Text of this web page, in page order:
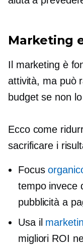
Marketing
Il marketing è
attività, ma può
budget se non
Ecco come
sacrificare i
Focus
tempo invece
pubblicità a
Usa il
migliori ROI